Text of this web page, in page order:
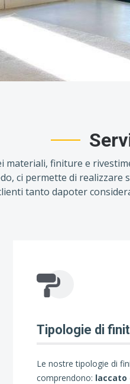
materiali, finiture e
ci permette di
tanto dapoter
Tipologie di
Le nostre tipologie di
comprendono: laccato